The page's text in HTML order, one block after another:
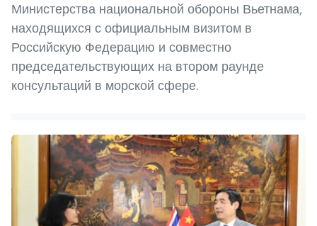
Министерства национальной обороны Вьетнама,
находящихся с официальным визитом в
Российскую Федерацию и совместно
председательствующих на втором раунде
консультаций в морской сфере.